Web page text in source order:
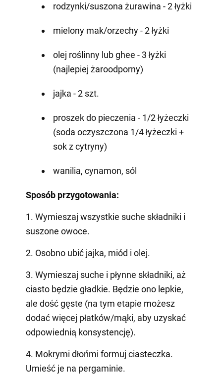
rodzynki/suszona żurawina - 2 łyżki
mielony mak/orzechy - 2 łyżki
olej roślinny lub ghee - 3 łyżki
(najlepiej żaroodporny)
jajka - 2 szt.
proszek do pieczenia - 1/2 łyżeczki
(soda oczyszczona 1/4 łyżeczki +
sok z cytryny)
wanilia, cynamon, sól
Sposób przygotowania:
1. Wymieszaj wszystkie suche składniki i
suszone owoce.
2. Osobno ubić jajka, miód i olej.
3. Wymieszaj suche i płynne składniki, aż
ciasto będzie gładkie. Będzie ono lepkie,
ale dość gęste (na tym etapie możesz
dodać więcej płatków/mąki, aby uzyskać
odpowiednią konsystencję).
4. Mokrymi dłońmi formuj ciasteczka.
Umieść je na pergaminie.